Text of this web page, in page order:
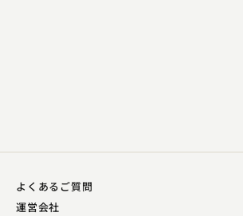
よくあるご質問
運営会社